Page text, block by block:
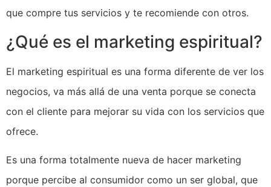
que compre tus servicios y te recomiende con otros.
¿Qué es el marketing espiritual?
El marketing espiritual es una forma diferente de ver los
negocios, va más allá de una venta porque se conecta
con el cliente para mejorar su vida con los servicios que
ofrece.
Es una forma totalmente nueva de hacer marketing
porque percibe al consumidor como un ser global, que